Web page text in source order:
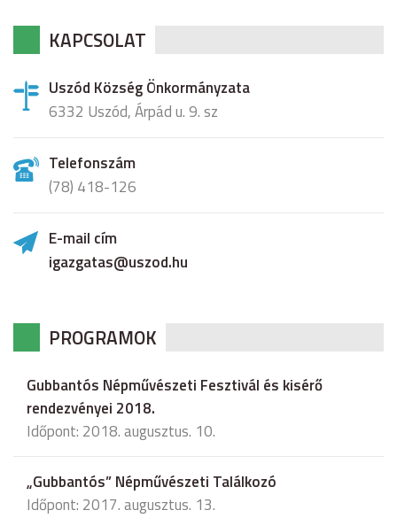
KAPCSOLAT
Uszód Község Önkormányzata
6332 Uszód, Árpád u. 9. sz
Telefonszám
(78) 418-126
E-mail cím
igazgatas@uszod.hu
PROGRAMOK
Gubbantós Népművészeti Fesztivál és kisérő
rendezvényei 2018.
Időpont: 2018. augusztus. 10.
„Gubbantós” Népművészeti Találkozó
Időpont: 2017. augusztus. 13.